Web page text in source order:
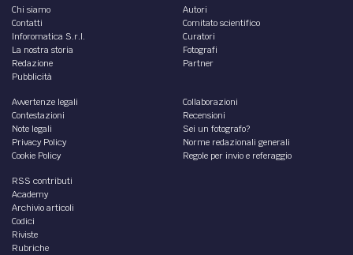
Chi siamo
Contatti
Inforomatica S.r.l.
La nostra storia
Redazione
Pubblicità
Autori
Comitato scientifico
Curatori
Fotografi
Partner
Avvertenze legali
Contestazioni
Note legali
Privacy Policy
Cookie Policy
Collaborazioni
Recensioni
Sei un fotografo?
Norme redazionali generali
Regole per invio e referaggio
RSS contributi
Academy
Archivio articoli
Codici
Riviste
Rubriche